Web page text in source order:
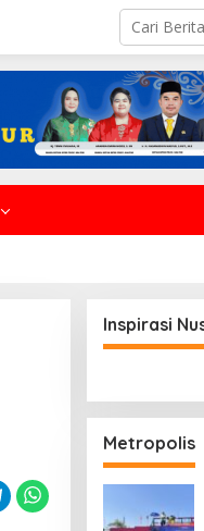
Inspirasi
Metropolis